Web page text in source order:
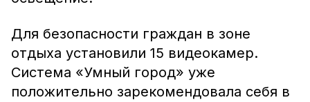
Для безопасности граждан в зоне
отдыха установили 15 видеокамер.
Система «Умный город» уже
положительно зарекомендовала себя в